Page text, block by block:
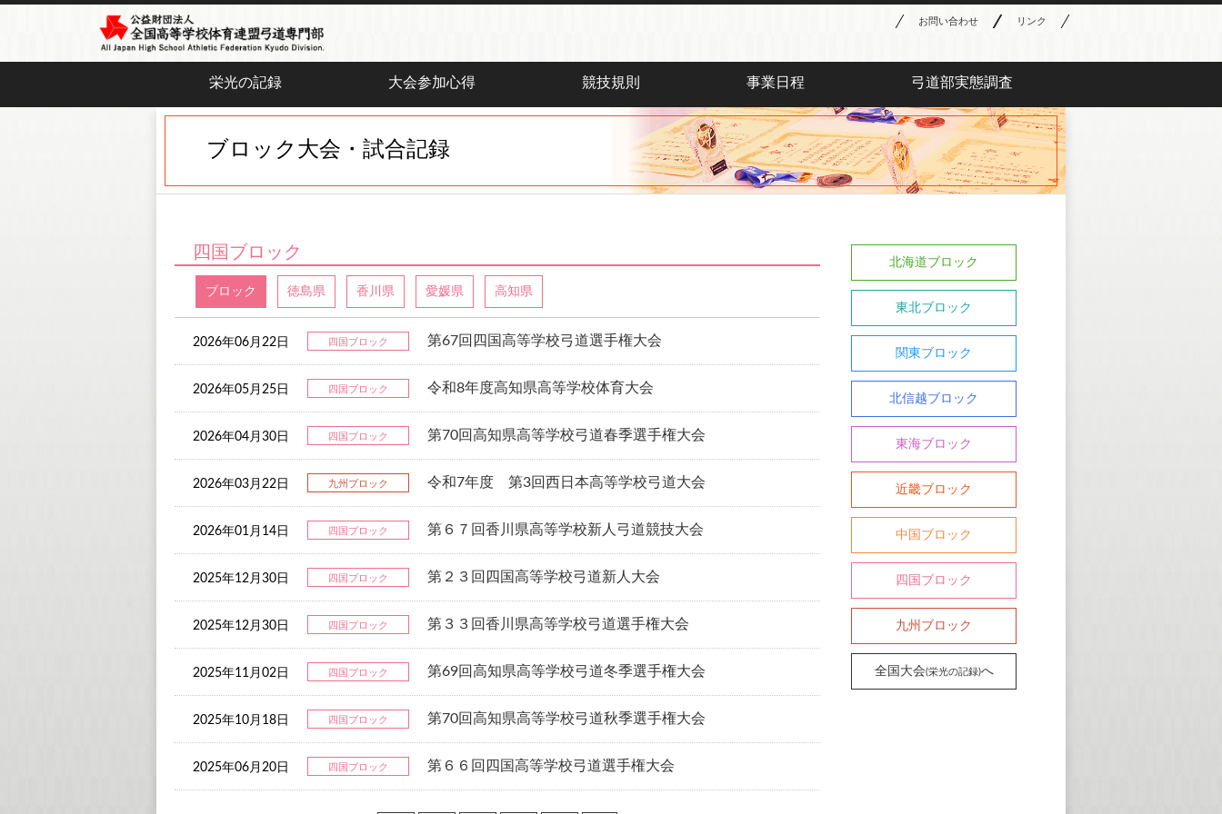
お問い合わせ リンク
栄光の記録 大会参加心得 競技規則 事業日程 弓道部実態調査
ブロック大会・試合記録
四国ブロック
ブロック 徳島県 香川県 愛媛県 高知県
2026年06月22日 四国ブロック 第67回四国高等学校弓道選手権大会
2026年05月25日 四国ブロック 令和8年度高知県高等学校体育大会
2026年04月30日 四国ブロック 第70回高知県高等学校弓道春季選手権大会
2026年03月22日 九州ブロック 令和7年度 第3回西日本高等学校弓道大会
2026年01月14日 四国ブロック 第６７回香川県高等学校新人弓道競技大会
2025年12月30日 四国ブロック 第２３回四国高等学校弓道新人大会
2025年12月30日 四国ブロック 第３３回香川県高等学校弓道選手権大会
2025年11月02日 四国ブロック 第69回高知県高等学校弓道冬季選手権大会
2025年10月18日 四国ブロック 第70回高知県高等学校弓道秋季選手権大会
2025年06月20日 四国ブロック 第６６回四国高等学校弓道選手権大会
北海道ブロック
東北ブロック
関東ブロック
北信越ブロック
東海ブロック
近畿ブロック
中国ブロック
四国ブロック
九州ブロック
全国大会(栄光の記録)へ